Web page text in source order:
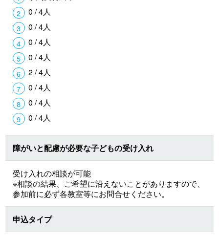
0 / 4人
0 / 4人
0 / 4人
0 / 4人
2 / 4人
0 / 4人
0 / 4人
0 / 4人
障がいと配慮が必要な子どもの受け入れ
受け入れの相談が可能
※相談の結果、ご希望に沿えないことがありますので、
参加前に必ず各教室等にお問合せください。
申込タイプ